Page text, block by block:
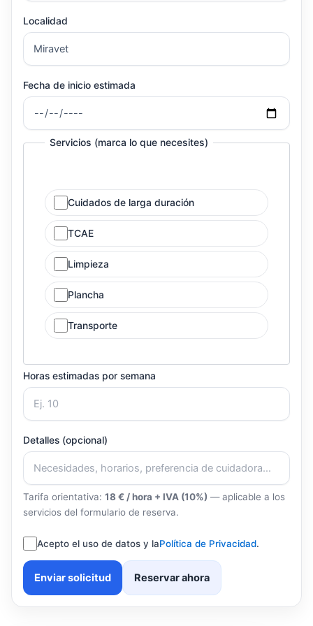
Localidad
Fecha de inicio estimada
Servicios (marca lo que necesites)
Cuidados de larga duración
TCAE
Limpieza
Plancha
Transporte
Horas estimadas por semana
Detalles (opcional)
Tarifa orientativa: 18 € / hora + IVA (10%) — aplicable a los
servicios del formulario de reserva.
Acepto el uso de datos y laPolítica de Privacidad.
Enviar solicitud Reservar ahora